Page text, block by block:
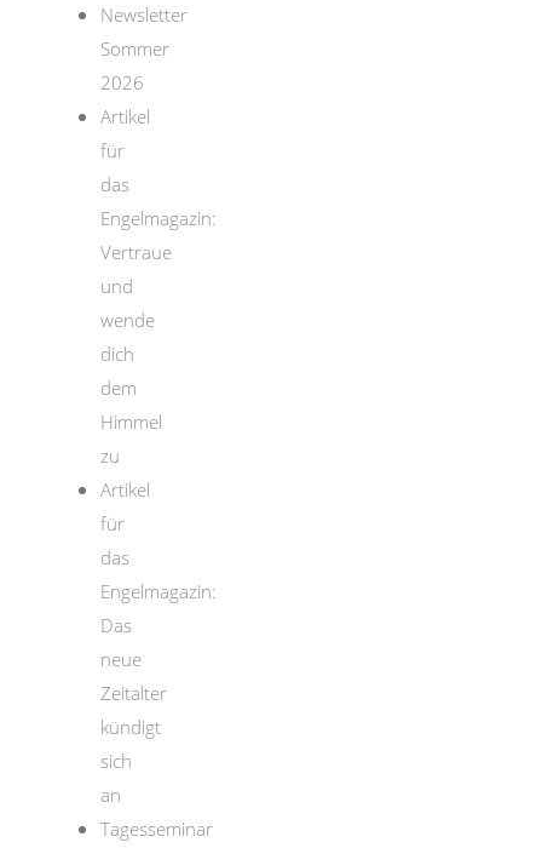
Newsletter
Sommer
2026
Artikel
für
das
Engelmagazin:
Vertraue
und
wende
dich
dem
Himmel
zu
Artikel
für
das
Engelmagazin:
Das
neue
Zeitalter
kündigt
sich
an
Tagesseminar